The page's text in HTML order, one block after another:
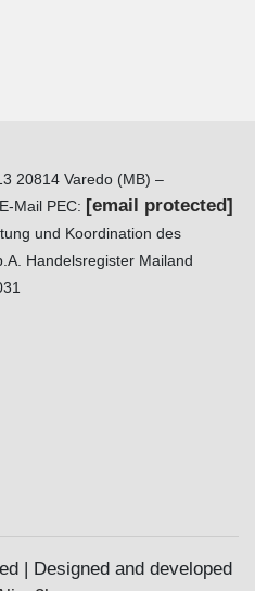
20814 Varedo (MB) –
Mail PEC: [email protected]
und Koordination des
Handelsregister Mailand
| Designed and developed